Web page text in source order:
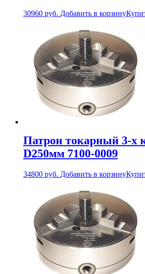
30960 руб. Добавить в корзину
Патрон токарный 3-х
D250мм 7100-0009
34800 руб. Добавить в корзину